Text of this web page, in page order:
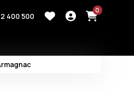
400 500
0